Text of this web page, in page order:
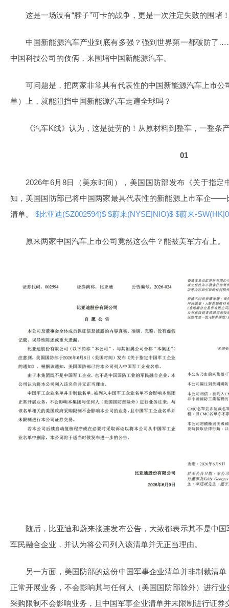
这是一场没有“脖子”可卡的战争，更是一次注定失败的围堵
中国新能源汽车产业到底有多强？强到世界第一都破防了
中国科技公司的伎俩，来围堵中国新能源汽车。
可问题是，把两家非常具有代表性的中国新能源汽车上市
单）上，就能阻挡中国新能源汽车走遍全球吗？
《汽车K线》认为，这是徒劳的！从原材料到整车，一整条
01
2026年6月8日（美东时间），美国国防部发布《关于指定
知，美国国防部已将中国两家最具代表性的新能源上市车企——
清单。
$比亚迪(SZ002594)$ $蔚来(NYSE|NIO)$ $蔚来-
原来两家中国汽车上市公司竟然这么牛？能被美军方看上。
随后，比亚迪和蔚来接连发布公告，大致都表示其不是中
军民融合企业，并认为将公司列入该清单并无正当理由。
另一方面，美国防部的这份中国军事企业清单并非制裁清
正常开展业务，不会影响其与任何人（美国国防部除外）进行
采购限制不会影响业务，且中国军事企业清单并未限制进行证券